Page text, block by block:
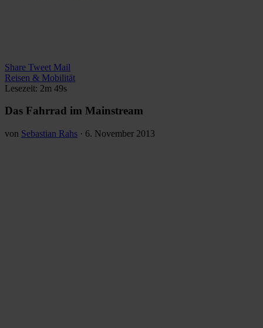
Share Tweet Mail
Reisen & Mobilität
Lesezeit: 2m 49s
Das Fahrrad im Mainstream
von Sebastian Rahs · 6. November 2013